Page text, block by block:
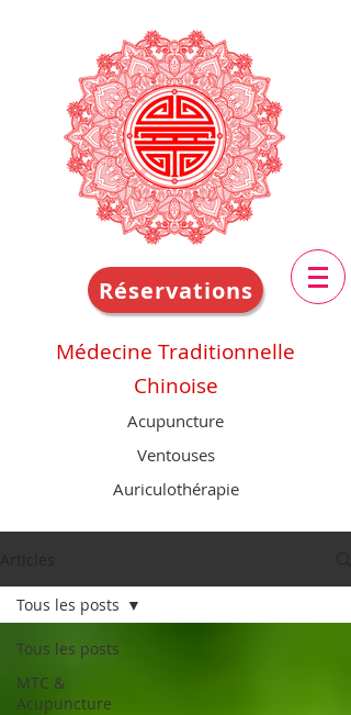
Réservations
Médecine Traditionnelle
Chinoise
Acupuncture
Ventouses
Auriculothérapie
Articles
Tous les posts
MTC &
Acupuncture
Tous les posts